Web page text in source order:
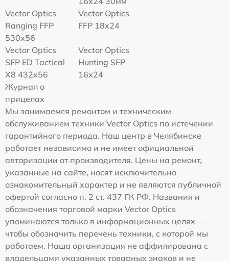
Vector Optics
Ranging FFP
530x56
Vector Optics
FFP 18x24
Vector Optics
SFP ED Tactical
X8 432x56
Vector Optics
Hunting SFP
16x24
Журнал о
прицелах
Мы занимаемся ремонтом и техническим
обслуживанием техники Vector Optics по истечении
гарантийного периода. Наш центр в Челябинске
работает независимо и не имеет официальной
авторизации от производителя. Цены на ремонт,
указанные на сайте, носят исключительно
ознакомительный характер и не являются публичной
офертой согласно п. 2 ст. 437 ГК РФ. Названия и
обозначения торговой марки Vector Optics
упоминаются только в информационных целях —
чтобы обозначить перечень техники, с которой мы
работаем. Наша организация не аффилирована с
владельцами указанных товарных знаков и не